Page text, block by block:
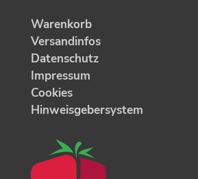
Warenkorb
Versandinfos
Datenschutz
Impressum
Cookies
Hinweisgebersystem